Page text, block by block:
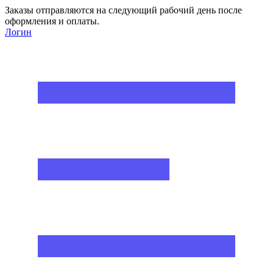
Заказы отправляются на следующий рабочий день после
оформления и оплаты.
Логин